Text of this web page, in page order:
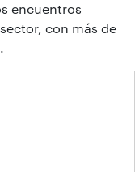
encuentros
con más de